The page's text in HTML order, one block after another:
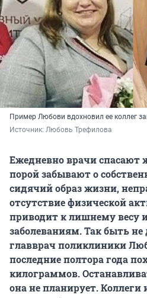
Пример Любови вдохновил ее коллег
Источник: Любовь Трефилова
Ежедневно врачи спасают
порой забывают о
сидячий образ жизни,
отсутствие физической
приводит к лишнему весу
заболеваниям. Так быть
главврач поликлиники
последние полтора года
килограммов.
она не планирует. Коллеги